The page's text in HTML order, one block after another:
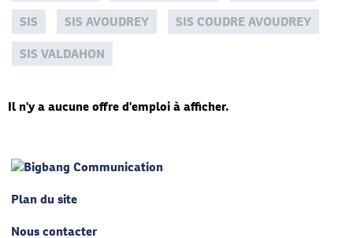
SIS
SIS AVOUDREY
SIS COUDRE AVOUDREY
SIS VALDAHON
Il n'y a aucune offre d'emploi à afficher.
Plan du site
Nous contacter